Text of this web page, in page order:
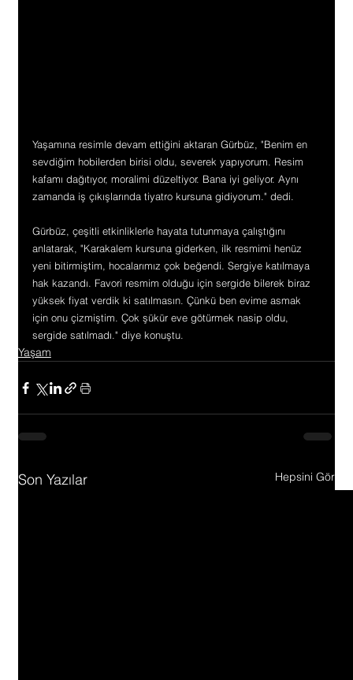
Yaşamına resimle devam ettiğini aktaran Gürbüz, "Benim en
sevdiğim hobilerden birisi oldu, severek yapıyorum. Resim
kafamı dağıtıyor, moralimi düzeltiyor. Bana iyi geliyor. Aynı
zamanda iş çıkışlarında tiyatro kursuna gidiyorum." dedi.
Gürbüz, çeşitli etkinliklerle hayata tutunmaya çalıştığını
anlatarak, "Karakalem kursuna giderken, ilk resmimi henüz
yeni bitirmiştim, hocalarımız çok beğendi. Sergiye katılmaya
hak kazandı. Favori resmim olduğu için sergide bilerek biraz
yüksek fiyat verdik ki satılmasın. Çünkü ben evime asmak
için onu çizmiştim. Çok şükür eve götürmek nasip oldu,
sergide satılmadı." diye konuştu.
Yaşam
Son Yazılar Hepsini Gör